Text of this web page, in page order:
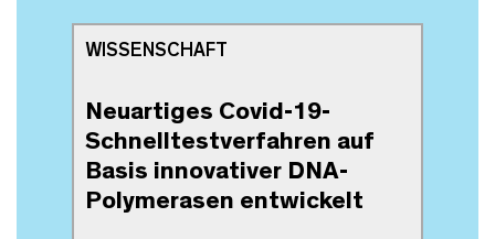
WISSENSCHAFT
Neuartiges Covid-19-
Schnelltestverfahren auf
Basis innovativer DNA-
Polymerasen entwickelt